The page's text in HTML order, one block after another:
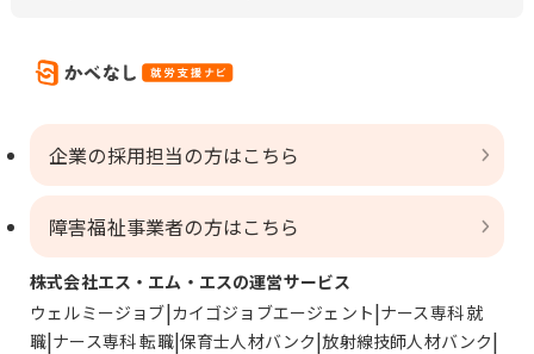
企業の採用担当の方はこちら
障害福祉事業者の方はこちら
株式会社エス・エム・エスの運営サービス
ウェルミージョブ カイゴジョブエージェント ナース専科 就
職 ナース専科 転職 保育士人材バンク 放射線技師人材バンク